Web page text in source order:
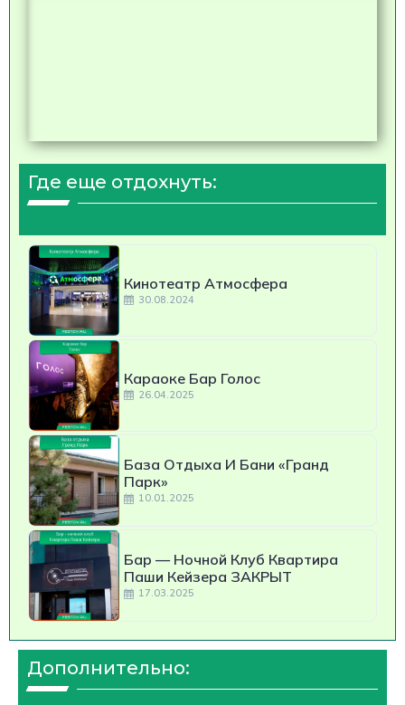
Где еще отдохнуть:
Кинотеатр Атмосфера
30.08.2024
Караоке Бар Голос
26.04.2025
База Отдыха И Бани «Гранд
Парк»
10.01.2025
Бар — Ночной Клуб Квартира
Паши Кейзера ЗАКРЫТ
17.03.2025
Дополнительно: